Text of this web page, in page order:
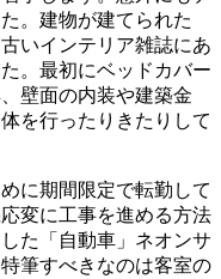
。建物が建てられた
いインテリア雑誌にあ
。最初にベッドカバー
壁面の内装や建築金
を行ったりきたりして
に期間限定で転勤して
変に工事を進める方法
た「自動車」ネオンサ
筆すべきなのは客室の